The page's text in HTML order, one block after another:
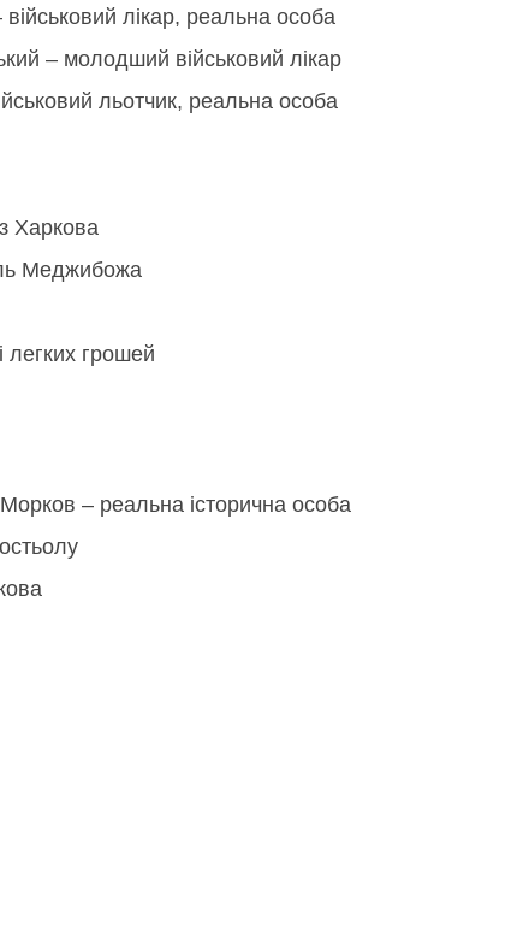
лікар, реальна особа
– молодший військовий лікар
льотчик, реальна особа
Харкова
Меджибожа
легких грошей
– реальна історична особа